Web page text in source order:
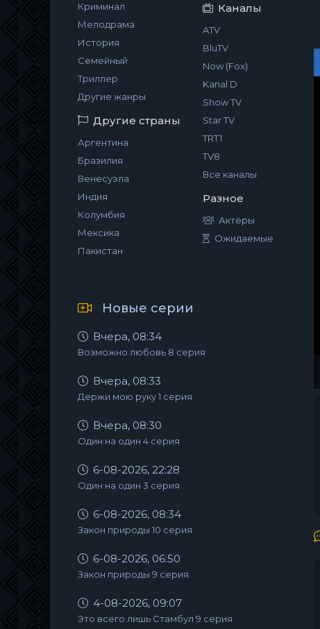
Криминал
Мелодрама
История
Семейный
Триллер
Другие жанры
Другие страны
Аргентина
Бразилия
Венесуэла
Индия
Колумбия
Мексика
Пакистан
Каналы
ATV
BluTV
Now (Fox)
Kanal D
Show TV
Star TV
TRT1
TV8
Все каналы
Разное
Актёры
Ожидаемые
Новые серии
Вчера, 08:34
Возможно любовь 8 серия
Вчера, 08:33
Держи мою руку 1 серия
Вчера, 08:30
Один на один 4 серия
6-08-2026, 22:28
Один на один 3 серия
6-08-2026, 08:34
Закон природы 10 серия
6-08-2026, 06:50
Закон природы 9 серия
4-08-2026, 09:07
Это всего лишь Стамбул 9 серия